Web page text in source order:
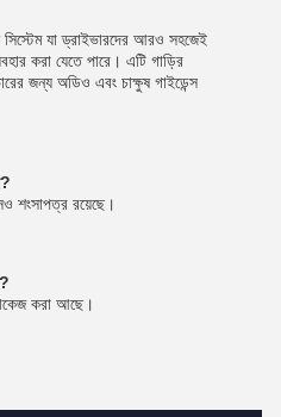
যা ড্রাইভারদের আরও সহজেই
করা যেতে পারে। এটি গাড়ির
জন্য অডিও এবং চাক্ষুষ গাইডেন্স
শংসাপত্র রয়েছে।
করা আছে।